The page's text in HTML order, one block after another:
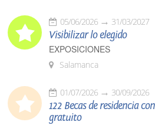
05/06/2026 31/03/2027
Visibilizar lo elegido
EXPOSICIONES
Salamanca
01/07/2026 30/09/2026
122 Becas de residencia
gratuito